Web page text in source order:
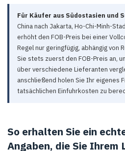
Für Käufer aus Südostasien und
China nach Jakarta, Ho-Chi-Minh-
erhöht den FOB-Preis bei einer
Regel nur geringfügig, abhängig von
Sie stets zuerst den FOB-Preis an,
über verschiedene Lieferanten
anschließend holen Sie Ihr eigenes
tatsächlichen Einfuhrkosten zu
So erhalten Sie ein
Angaben, die Sie Ihrem